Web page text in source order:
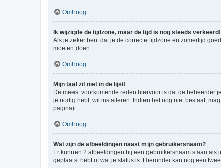
Omhoog
Ik wijzigde de tijdzone, maar de tijd is nog steeds verkeerd!
Als je zeker bent dat je de correcte tijdzone en zomertijd
moeten doen.
Omhoog
Mijn taal zit niet in de lijst!
De meest voorkomende reden hiervoor is dat de beheerder
je nodig hebt, wil installeren. Indien het nog niet bestaat,
pagina).
Omhoog
Wat zijn de afbeeldingen naast mijn gebruikersnaam?
Er kunnen 2 afbeeldingen bij een gebruikersnaam staan
geplaatst hebt of wat je status is. Hieronder kan nog een